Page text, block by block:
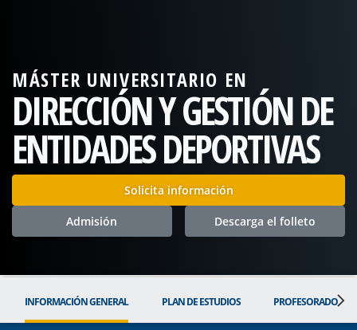
MÁSTER UNIVERSITARIO EN
DIRECCIÓN Y GESTIÓN DE
ENTIDADES DEPORTIVAS
Solicita información
Admisión Descarga el folleto
INFORMACIÓN GENERAL PLAN DE ESTUDIOS PROFESORADO